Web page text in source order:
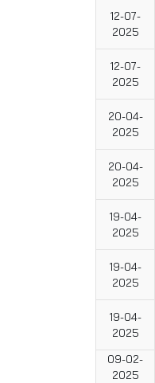
12-07-
2025
12-07-
2025
20-04-
2025
20-04-
2025
19-04-
2025
19-04-
2025
19-04-
2025
09-02-
2025